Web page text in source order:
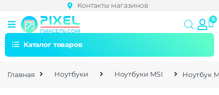
Контакты магазинов
Каталог товаров
Главная Ноутбуки Ноутбуки MSI Ноутбук